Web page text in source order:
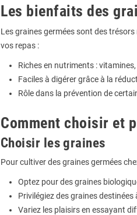
Les bienfaits des
Les graines germées sont des
vos repas :
Riches en nutriments :
Faciles à digérer grâce à la
Rôle dans la prévention de
Comment choisir et
Choisir les graines
Pour cultiver des graines germées
Optez pour des graines
Privilégiez des graines
Variez les plaisirs en essayant